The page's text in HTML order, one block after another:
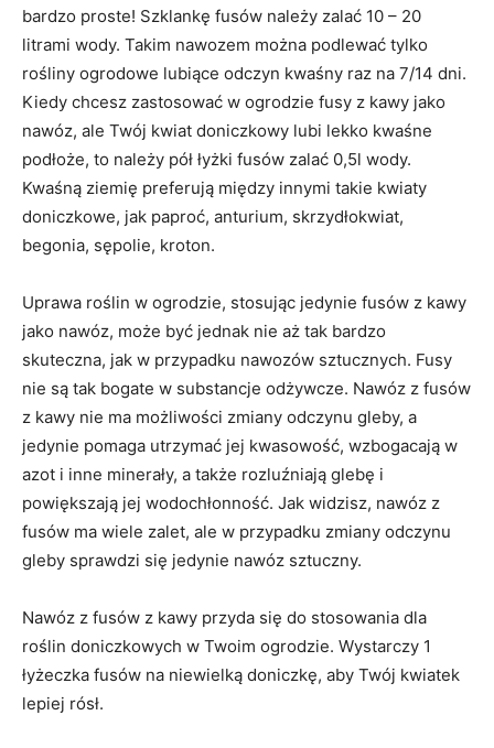
bardzo proste! Szklankę fusów należy zalać 10 – 20
litrami wody. Takim nawozem można podlewać tylko
rośliny ogrodowe lubiące odczyn kwaśny raz na 7/14 dni.
Kiedy chcesz zastosować w ogrodzie fusy z kawy jako
nawóz, ale Twój kwiat doniczkowy lubi lekko kwaśne
podłoże, to należy pół łyżki fusów zalać 0,5l wody.
Kwaśną ziemię preferują między innymi takie kwiaty
doniczkowe, jak paproć, anturium, skrzydłokwiat,
begonia, sępolie, kroton.
Uprawa roślin w ogrodzie, stosując jedynie fusów z kawy
jako nawóz, może być jednak nie aż tak bardzo
skuteczna, jak w przypadku nawozów sztucznych. Fusy
nie są tak bogate w substancje odżywcze. Nawóz z fusów
z kawy nie ma możliwości zmiany odczynu gleby, a
jedynie pomaga utrzymać jej kwasowość, wzbogacają w
azot i inne minerały, a także rozluźniają glebę i
powiększają jej wodochłonność. Jak widzisz, nawóz z
fusów ma wiele zalet, ale w przypadku zmiany odczynu
gleby sprawdzi się jedynie nawóz sztuczny.
Nawóz z fusów z kawy przyda się do stosowania dla
roślin doniczkowych w Twoim ogrodzie. Wystarczy 1
łyżeczka fusów na niewielką doniczkę, aby Twój kwiatek
lepiej rósł.